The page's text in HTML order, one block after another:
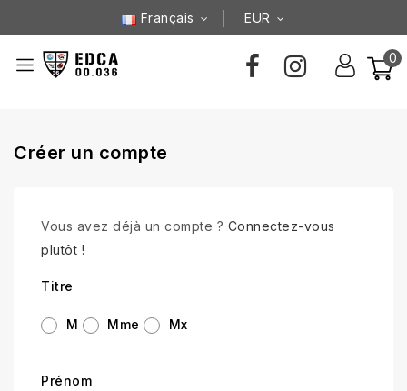
Français EUR
0
Créer un compte
Vous avez déjà un compte ? Connectez-vous
plutôt !
Titre
M Mme Mx
Prénom